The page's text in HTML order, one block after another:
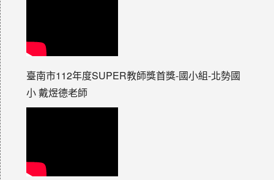
臺南市112年度SUPER教師獎首獎-國小組-北勢國
小 戴煜德老師